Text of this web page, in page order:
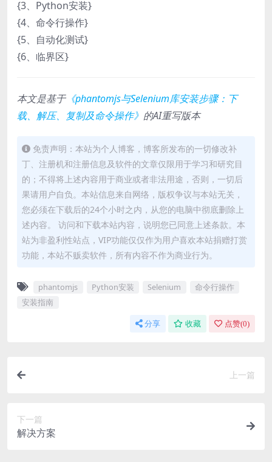
{3、Python安装}
{4、命令行操作}
{5、自动化测试}
{6、临界区}
本文是基于《phantomjs与Selenium库安装步骤：下
载、解压、复制及命令操作》 的AI重写版本
免责声明：本站为个人博客，博客所发布的一切修改补
丁、注册机和注册信息及软件的文章仅限用于学习和研究目
的；不得将上述内容用于商业或者非法用途，否则，一切后
果请用户自负。本站信息来自网络，版权争议与本站无关，
您必须在下载后的24个小时之内，从您的电脑中彻底删除上
述内容。 访问和下载本站内容，说明您已同意上述条款。本
站为非盈利性站点，VIP功能仅仅作为用户喜欢本站捐赠打赏
功能，本站不贩卖软件，所有内容不作为商业行为。
phantomjs Python安装 Selenium
命令行操作
安装指南
分享 收藏 点赞(0)
上一篇
下一篇
解决方案